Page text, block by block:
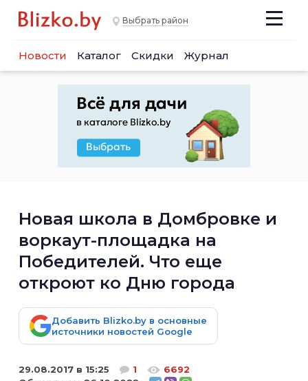
Выбрать район
Новости Каталог Скидки Журнал
Новая школа в Домбровке и
воркаут-площадка на
Победителей. Что еще
откроют ко Дню города
Добавить Blizko.by в основные
источники новостей Google
29.08.2017 в 15:25 1
6692